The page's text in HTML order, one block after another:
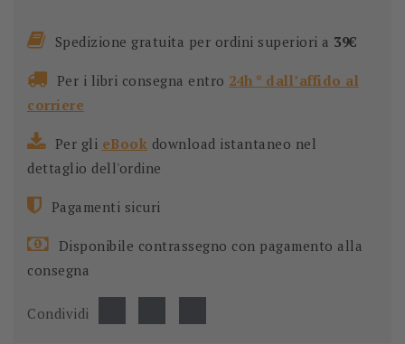
Spedizione gratuita per ordini superiori a 39€
Per i libri consegna entro 24h * dall’affido al
corriere
Per gli eBook download istantaneo nel
dettaglio dell'ordine
Pagamenti sicuri
Disponibile contrassegno con pagamento alla
consegna
Condividi